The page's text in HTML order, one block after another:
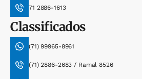
71 2886-1613
Classificados
(71) 99965-8961
(71) 2886-2683 / Ramal 8526